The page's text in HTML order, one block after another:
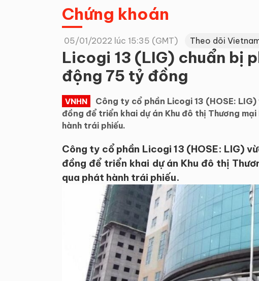
Doanh nghiệp
Chứng khoán
05/01/2022 lúc 15:35 (GMT) Theo dõi
Licogi 13 (LIG) chuẩn bị
động 75 tỷ đồng
VNHN
Công ty cổ phần Licogi 13 (HOSE:
đồng để triển khai dự án Khu đô thị Thương
hành trái phiếu.
Công ty cổ phần Licogi 13 (HOSE: LIG)
đồng để triển khai dự án Khu đô thị
qua phát hành trái phiếu.